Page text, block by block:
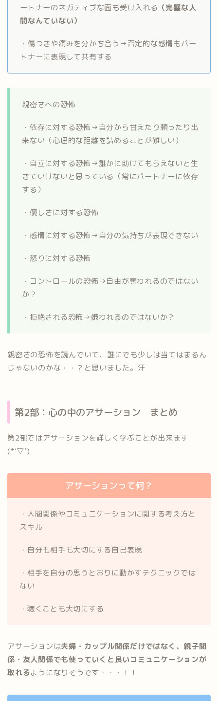
ートナーのネガティブな面も受け入れる （完璧な人
間なんていない）
・傷つきや痛みを分かち合う→否定的な感情もパー
トナーに表現して共有する
親密さへの恐怖
・依存に対する恐怖→自分から甘えたり頼ったり出
来ない（心理的な距離を詰めることが難しい）
・自立に対する恐怖→誰かに助けてもらえないと生
きていけないと思っている（常にパートナーに依存
する）
・優しさに対する恐怖
・感情に対する恐怖→自分の気持ちが表現できない
・怒りに対する恐怖
・コントロールの恐怖→自由が奪われるのではない
か？
・拒絶される恐怖→嫌われるのではないか？
親密さの恐怖を読んでいて、誰にでも少しは当てはまるん
じゃないのかな・・？と思いました。汗
第2部：心の中のアサーション まとめ
第2部ではアサーションを詳しく学ぶことが出来ます
(*’▽’)
アサーションって何？
・人間関係やコミュニケーションに関する考え方と
スキル
・自分も相手も大切にする自己表現
・相手を自分の思うとおりに動かすテクニックでは
ない
・聴くことも大切にする
アサーションは夫婦・カップル関係だけではなく、親子関
係・友人関係でも使っていくと良いコミュニケーションが
取れるようになりそうです・・・！！